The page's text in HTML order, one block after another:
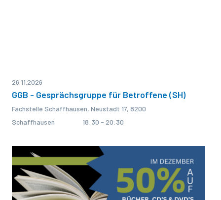
26.11.2026
GGB - Gesprächsgruppe für Betroffene (SH)
Fachstelle Schaffhausen, Neustadt 17, 8200
Schaffhausen
18:30 - 20:30